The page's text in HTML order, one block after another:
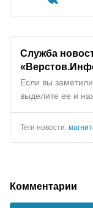
Служба
Если вы заметили
выделите ее и
Теги новости:
Комментарии